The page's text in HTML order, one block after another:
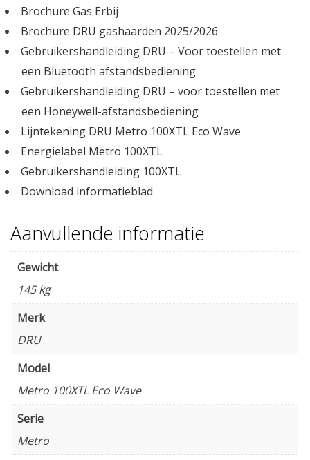
Brochure Gas Erbij
Brochure DRU gashaarden 2025/2026
Gebruikershandleiding DRU – Voor toestellen met
een Bluetooth afstandsbediening
Gebruikershandleiding DRU – voor toestellen met
een Honeywell-afstandsbediening
Lijntekening DRU Metro 100XTL Eco Wave
Energielabel Metro 100XTL
Gebruikershandleiding 100XTL
Download informatieblad
Aanvullende informatie
Gewicht
145 kg
Merk
DRU
Model
Metro 100XTL Eco Wave
Serie
Metro